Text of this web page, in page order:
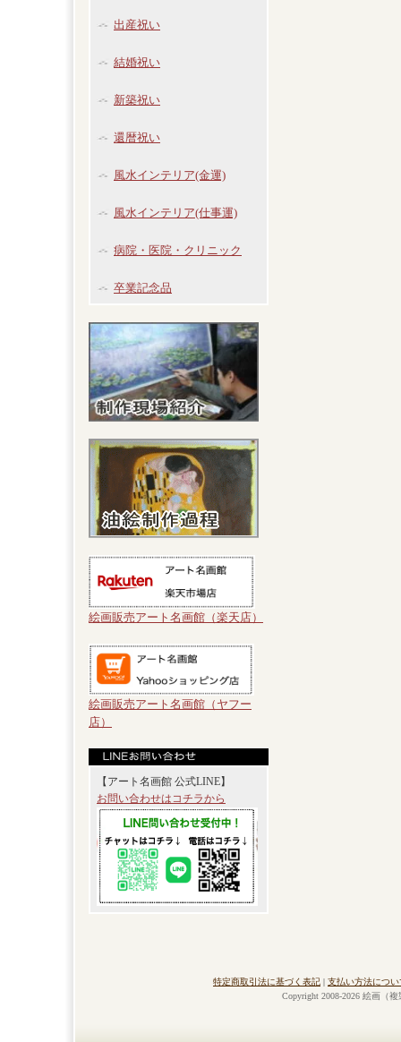
出産祝い
結婚祝い
新築祝い
還暦祝い
風水インテリア(金運)
風水インテリア(仕事運)
病院・医院・クリニック
卒業記念品
絵画販売アート名画館（楽天店）
絵画販売アート名画館（ヤフー
店）
【アート名画館 公式LINE】
お問い合わせはコチラから
特定商取引法に基づく表記 | 支払い方法につい
Copyright 2008-2026 絵画（